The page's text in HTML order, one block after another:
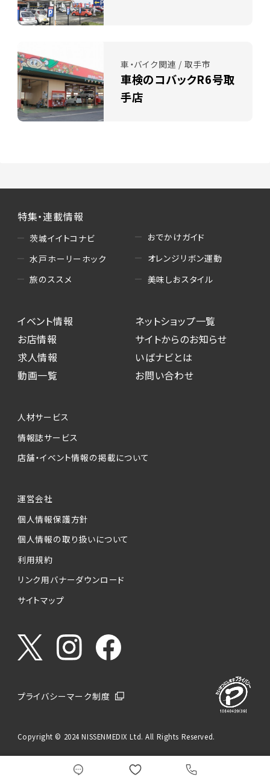
車・バイク関連 / 取手市
車検のコバックR6号取
手店
特集・連載情報
茨城イイトコナビ
水戸ホーリーホック
旅のススメ
おでかけガイド
オレンジリボン運動
美味しおスタイル
イベント情報
お店情報
求人情報
動画一覧
ネットショップ一覧
サイトからのお知らせ
いばナビとは
お問い合わせ
人材サービス
情報誌サービス
店舗・イベント情報の掲載について
運営会社
個人情報保護方針
個人情報の取り扱いについて
利用規約
リンク用バナーダウンロード
サイトマップ
プライバシーマーク制度
Copyright © 2024 NISSENMEDIX Ltd. All Rights Reserved.